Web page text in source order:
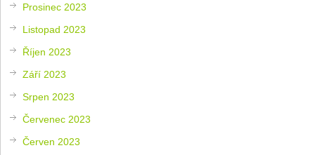
Prosinec 2023
Listopad 2023
Říjen 2023
Září 2023
Srpen 2023
Červenec 2023
Červen 2023